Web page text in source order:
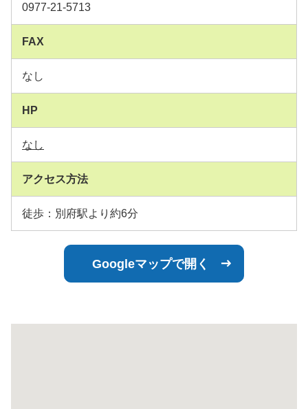
0977-21-5713
FAX
なし
HP
なし
アクセス方法
徒歩：別府駅より約6分
Googleマップで開く